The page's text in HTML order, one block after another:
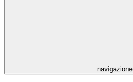
navigazione